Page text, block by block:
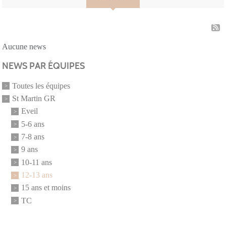
Aucune news
NEWS PAR ÉQUIPES
Toutes les équipes
St Martin GR
Eveil
5-6 ans
7-8 ans
9 ans
10-11 ans
12-13 ans
15 ans et moins
TC